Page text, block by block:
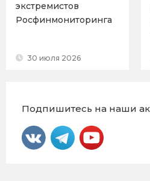
экстремистов
Росфинмониторинга
30 июля 2026
Подпишитесь на наши